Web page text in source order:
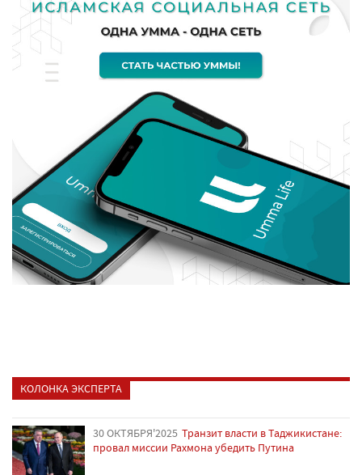
КОЛОНКА ЭКСПЕРТА
30 ОКТЯБРЯ'2025 Транзит власти в Таджикистане:
провал миссии Рахмона убедить Путина